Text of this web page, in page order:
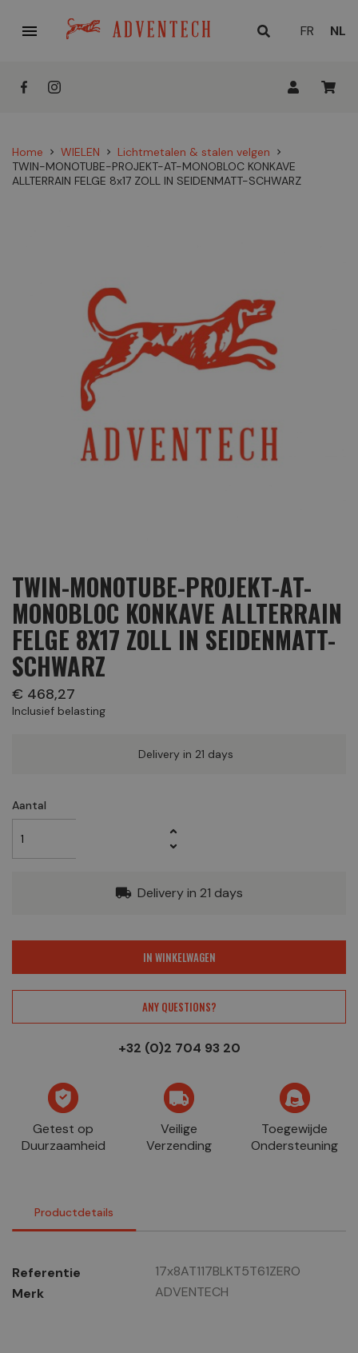
 FR NL
Home chevron_right WIELEN chevron_right Lichtmetalen & stalen velgen chevron_right
TWIN-MONOTUBE-PROJEKT-AT-MONOBLOC KONKAVE
ALLTERRAIN FELGE 8x17 ZOLL IN SEIDENMATT-SCHWARZ
TWIN-MONOTUBE-PROJEKT-AT-
MONOBLOC KONKAVE ALLTERRAIN
FELGE 8X17 ZOLL IN SEIDENMATT-
SCHWARZ
€ 468,27
Inclusief belasting
Delivery in 21 days
Aantal
local_shipping Delivery in 21 days
IN WINKELWAGEN
ANY QUESTIONS?
+32 (0)2 704 93 20
Getest op
Duurzaamheid
Veilige
Verzending
Toegewijde
Ondersteuning
Productdetails
Referentie
17x8AT117BLKT5T61ZERO
Merk
ADVENTECH